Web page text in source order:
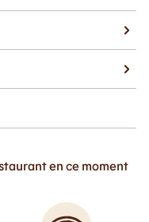
en ce moment